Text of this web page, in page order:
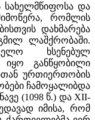
სახელმწიფოსა და
რომლის
დახმარება
ლაშქრობაში.
ხსენებულ
იყო განწყობილი
ურთიერთობის
ჩამოყალიბდა
(1098 წ.) და XII-
იმისა, რომ